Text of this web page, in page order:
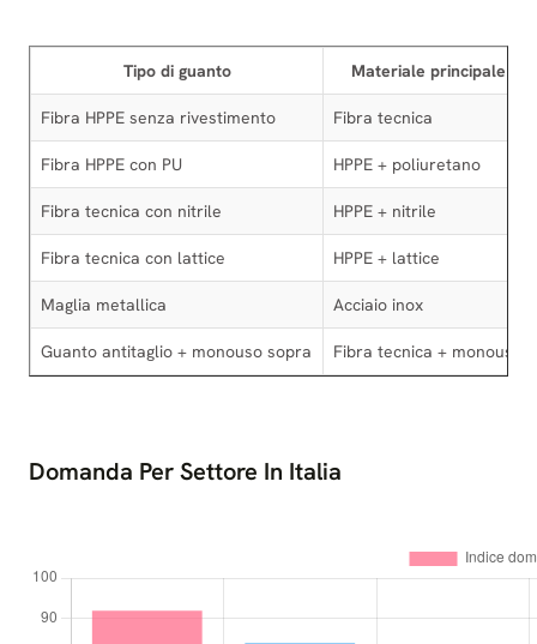
Tipo di guanto Materiale principale
Fibra HPPE senza rivestimento Fibra tecnica
Fibra HPPE con PU HPPE + poliuretano
Fibra tecnica con nitrile HPPE + nitrile
Fibra tecnica con lattice HPPE + lattice
Maglia metallica Acciaio inox
Guanto antitaglio + monouso sopra Fibra tecnica + monouso
Domanda Per Settore In Italia